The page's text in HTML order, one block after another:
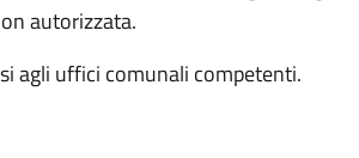
autorizzata.
agli uffici comunali competenti.